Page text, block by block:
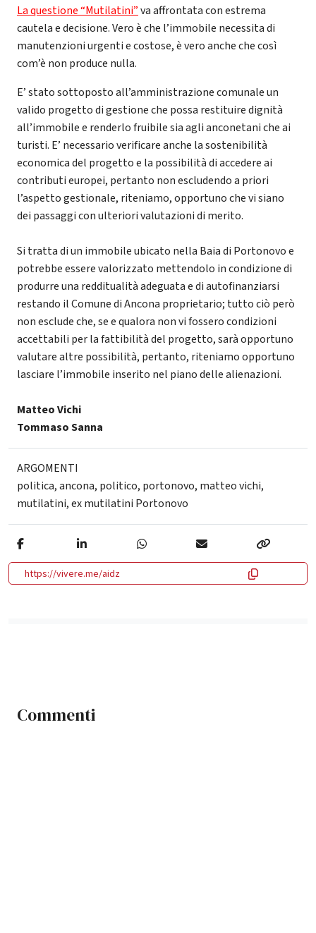
La questione “Mutilatini”va affrontata con estrema
cautela e decisione. Vero è che l’immobile necessita di
manutenzioni urgenti e costose, è vero anche che così
com’è non produce nulla.
E’ stato sottoposto all’amministrazione comunale un
valido progetto di gestione che possa restituire dignità
all’immobile e renderlo fruibile sia agli anconetani che ai
turisti. E’ necessario verificare anche la sostenibilità
economica del progetto e la possibilità di accedere ai
contributi europei, pertanto non escludendo a priori
l’aspetto gestionale, riteniamo, opportuno che vi siano
dei passaggi con ulteriori valutazioni di merito.
Si tratta di un immobile ubicato nella Baia di Portonovo e
potrebbe essere valorizzato mettendolo in condizione di
produrre una redditualità adeguata e di autofinanziarsi
restando il Comune di Ancona proprietario; tutto ciò però
non esclude che, se e qualora non vi fossero condizioni
accettabili per la fattibilità del progetto, sarà opportuno
valutare altre possibilità, pertanto, riteniamo opportuno
lasciare l’immobile inserito nel piano delle alienazioni.
Matteo Vichi
Tommaso Sanna
ARGOMENTI
politica,ancona, politico, portonovo, matteo vichi,
mutilatini,ex mutilatini Portonovo
https://vivere.me/aidz
Commenti